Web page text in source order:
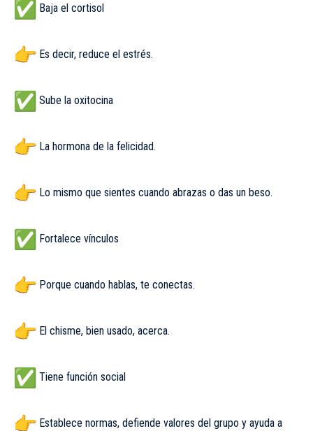
Baja el cortisol
Es decir, reduce el estrés.
Sube la oxitocina
La hormona de la felicidad.
Lo mismo que sientes cuando abrazas o das un beso.
Fortalece vínculos
Porque cuando hablas, te conectas.
El chisme, bien usado, acerca.
Tiene función social
Establece normas, defiende valores del grupo y ayuda a